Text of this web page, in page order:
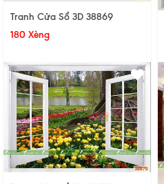
Tranh Cửa Sổ 3D 38869
180 Xèng